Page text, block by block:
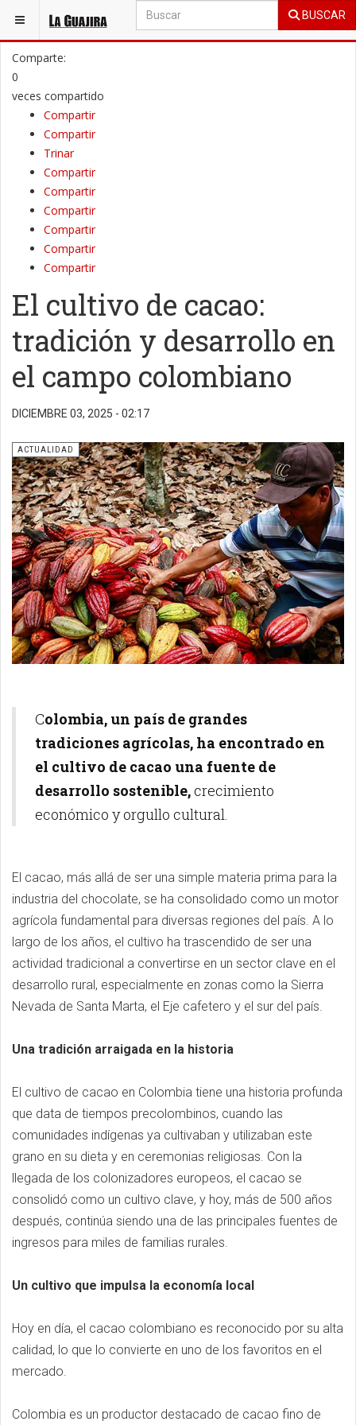
BUSCAR
ESTÁ AQUÍ: SOCIALES ACTUALIDAD
Comparte:
0
veces compartido
Compartir
Compartir
Trinar
Compartir
Compartir
Compartir
Compartir
Compartir
Compartir
El cultivo de cacao:
tradición y desarrollo en
el campo colombiano
DICIEMBRE 03, 2025 - 02:17
ACTUALIDAD
Colombia, un país de grandes
tradiciones agrícolas, ha encontrado en
el cultivo de cacao una fuente de
desarrollo sostenible, crecimiento
económico y orgullo cultural.
El cacao, más allá de ser una simple materia prima para la
industria del chocolate, se ha consolidado como un motor
agrícola fundamental para diversas regiones del país. A lo
largo de los años, el cultivo ha trascendido de ser una
actividad tradicional a convertirse en un sector clave en el
desarrollo rural, especialmente en zonas como la Sierra
Nevada de Santa Marta, el Eje cafetero y el sur del país.
Una tradición arraigada en la historia
El cultivo de cacao en Colombia tiene una historia profunda
que data de tiempos precolombinos, cuando las
comunidades indígenas ya cultivaban y utilizaban este
grano en su dieta y en ceremonias religiosas. Con la
llegada de los colonizadores europeos, el cacao se
consolidó como un cultivo clave, y hoy, más de 500 años
después, continúa siendo una de las principales fuentes de
ingresos para miles de familias rurales.
Un cultivo que impulsa la economía local
Hoy en día, el cacao colombiano es reconocido por su alta
calidad, lo que lo convierte en uno de los favoritos en el
mercado.
Colombia es un productor destacado de cacao fino de